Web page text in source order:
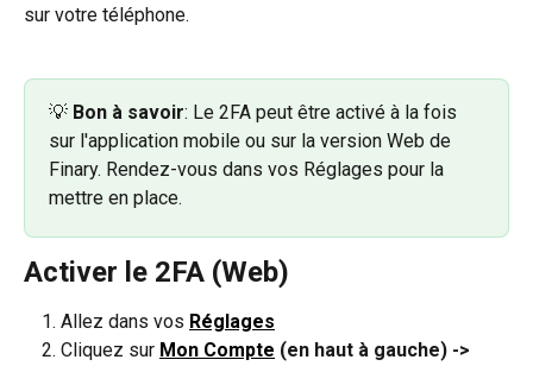
sur votre téléphone.
💡 Bon à savoir: Le 2FA peut être activé à la fois
sur l'application mobile ou sur la version Web de
Finary. Rendez-vous dans vos Réglages pour la
mettre en place.
Activer le 2FA (Web)
Allez dans vos Réglages
Cliquez sur Mon Compte (en haut à gauche) ->